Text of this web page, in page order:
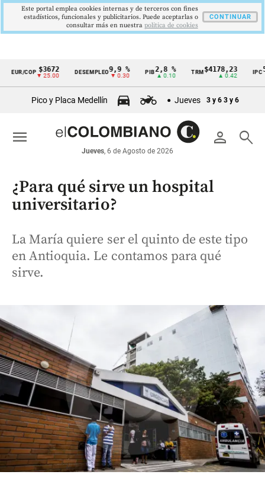
Cintillo
económicos
Colombia
COP $3672
▼ 25.00
DESEMPLEO9,9 %
▼ 0.30
PIB 2,8 %
▲ 0.10
TRM $4178,23
▲ 0.42
IPC 5,81
▼
Pico y Placa Medellín Jueves 3 y 6 3 y 6
person search
Jueves, 6 de Agosto de 2026
menu
¿Para qué sirve un hospital
universitario?
La María quiere ser el quinto de este tipo
en Antioquia. Le contamos para qué
sirve.
Este portal emplea cookies internas y de terceros con fines
estadísticos, funcionales y publicitarios. Puede aceptarlas o
consultar más en nuestra politica de cookies
CONTINUAR